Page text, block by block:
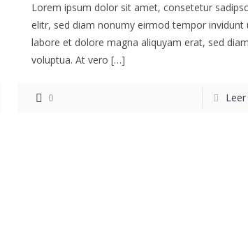
Lorem ipsum dolor sit amet, consetetur
elitr, sed diam nonumy eirmod tempor invidunt
labore et dolore magna aliquyam erat, sed diam
voluptua. At vero […]
0